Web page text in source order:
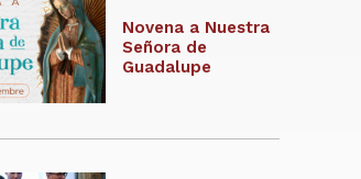
Novena a Nuestra
Señora de
Guadalupe